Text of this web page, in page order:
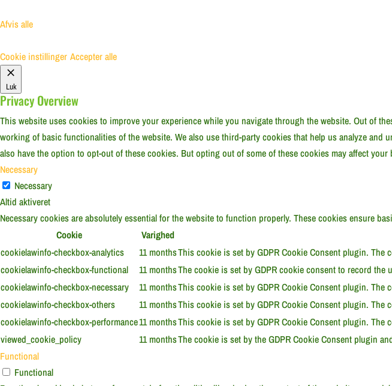
Afvis alle
Cookie instillinger Accepter alle
Luk
Privacy Overview
This website uses cookies to improve your experience while you navigate through the website. Out of
working of basic functionalities of the website. We also use third-party cookies that help us analyze
also have the option to opt-out of these cookies. But opting out of some of these cookies may affect your
Necessary
Necessary
Altid aktiveret
Necessary cookies are absolutely essential for the website to function properly. These cookies ensure
Cookie
Varighed
cookielawinfo-checkbox-analytics
11 monthsThis cookie is set by GDPR Cookie Consent plugin.
cookielawinfo-checkbox-functional
11 monthsThe cookie is set by GDPR cookie consent to record
cookielawinfo-checkbox-necessary
11 monthsThis cookie is set by GDPR Cookie Consent plugin.
cookielawinfo-checkbox-others
11 monthsThis cookie is set by GDPR Cookie Consent plugin.
cookielawinfo-checkbox-performance11 monthsThis cookie is set by GDPR Cookie Consent plugin.
viewed_cookie_policy
11 monthsThe cookie is set by the GDPR Cookie Consent plugin
Functional
Functional